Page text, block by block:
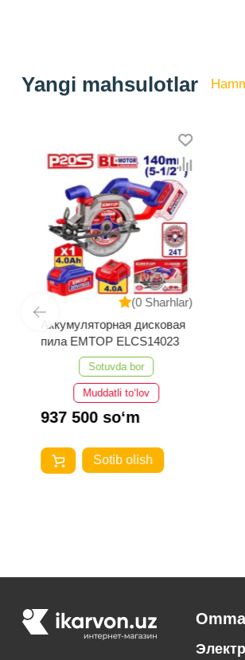
Yangi mahsulotlar
(0 Sharhlar)
Аккумуляторная дисковая
пила EMTOP ELCS14023
Sotuvda bor
Muddatli to‘lov
937 500 so‘m
Sotib olish